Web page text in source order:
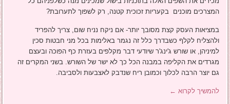
המצרכים מוכנים בקעריות זכוכית קטנה, רק לשפוך לתערובת?
במציאות העסק קצת מסובך יותר- אם ניקח נניח שום, צריך להפריד
ולהצליח לקלף כשבדרך כלל זה נגמר באלימות בכל מני חבטות סכין
למיניהן, או שורש ג'ינג'ר שיודעי דבר מקלפים בעזרת כף הפוכה ובעצם
מגרדים את הקליפה במבנה הכל כך לא ישר של השורש. בשני המקרים זה
גם יוצר הרבה לכלוך וכמובן ריח שנדבק לאצבעות ולסביבה.
להמשיך לקרוא ←